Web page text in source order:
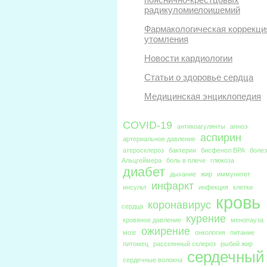
радикуломиелоишемий
Фармакологическая
утомления
Новости кардиологии
Статьи о здоровье сердца
Медицинская энциклопедия
COVID-19 антикоагулянты
апноэ
артериальное давление
аспирин
атеросклероз бактерии бисфенол BPA
Альцгеймера
боль в плече глюкоза
диабет дыхание жир
иммунитет
инсульт
инфаркт инфекция клетки
сердца коронавирус кровь
кровяное давление курение
менопауза
мозг
ожирение онкология
питание
питомец
рассеянный склероз рыбий жир
сердечные волокна
сердечный